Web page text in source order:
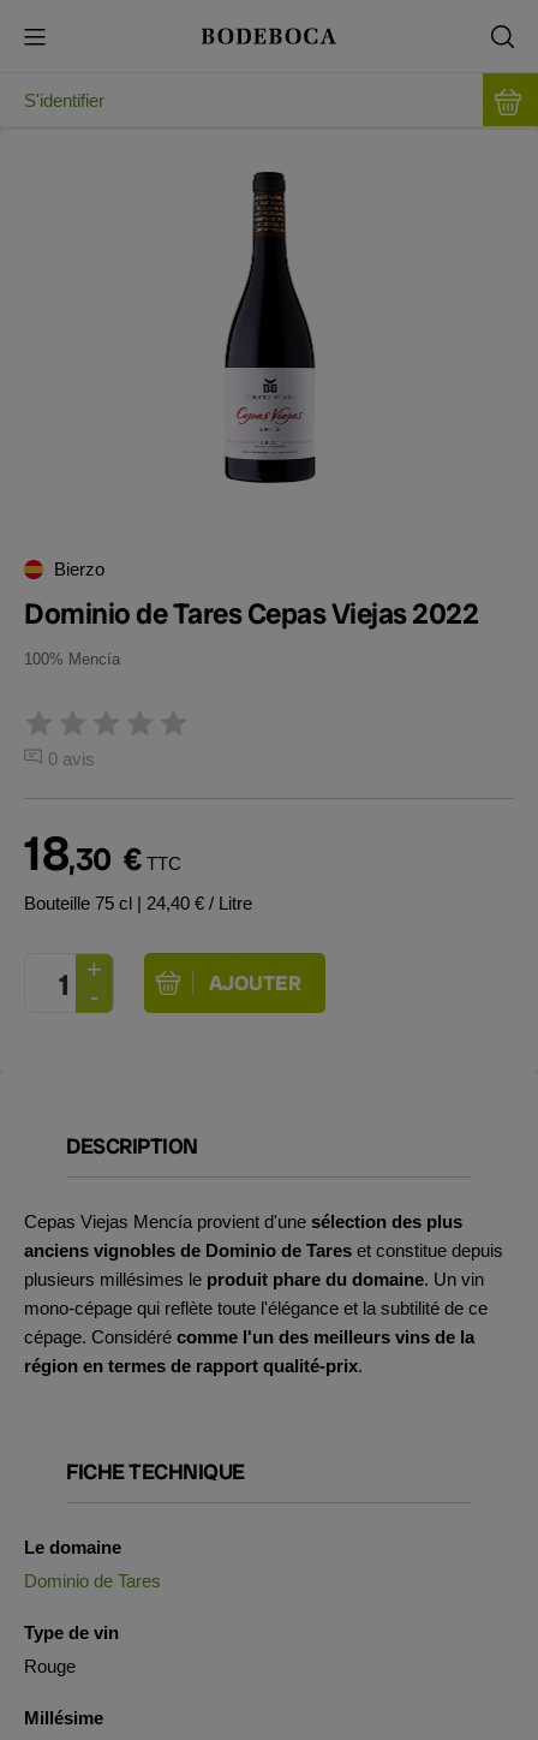
S'identifier
Bierzo
Dominio de Tares Cepas Viejas 2022
100% Mencía
0 avis
18,30 € TTC
Bouteille 75 cl | 24,40 € / Litre
DESCRIPTION
Cepas Viejas Mencía provient d'une sélection des plus
anciens vignobles de Dominio de Tares et constitue depuis
plusieurs millésimes le produit phare du domaine. Un vin
mono-cépage qui reflète toute l'élégance et la subtilité de ce
cépage. Considéré comme l'un des meilleurs vins de la
région en termes de rapport qualité-prix.
FICHE TECHNIQUE
Le domaine
Dominio de Tares
Type de vin
Rouge
Millésime